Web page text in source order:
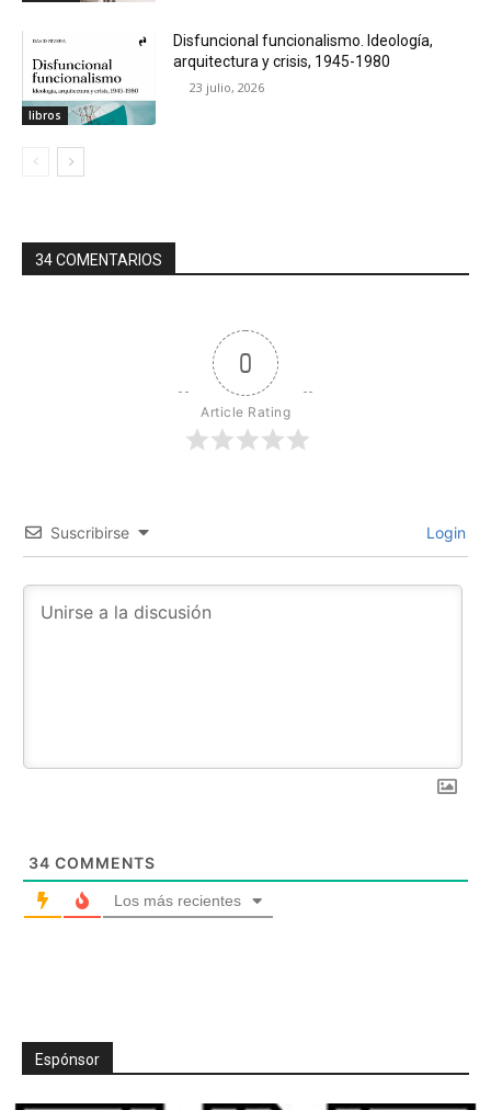
libros
Disfuncional funcionalismo. Ideología,
arquitectura y crisis, 1945-1980
23 julio, 2026
34 COMENTARIOS
0
Article Rating
Suscribirse Login
34 COMMENTS
Los más recientes
Espónsor